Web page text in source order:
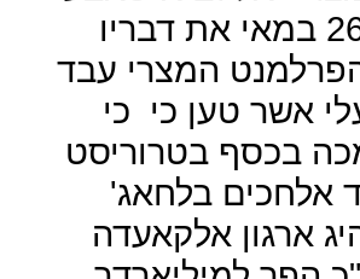
פרסם ב-26 במאי את דבריו
המצרי עבד
אשר טען כי כי
בכסף בטרוריסט
אלחכים בלחאג'
ארגון אלקאעדה